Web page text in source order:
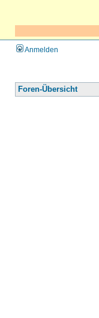
Anmelden
Foren-Übersicht